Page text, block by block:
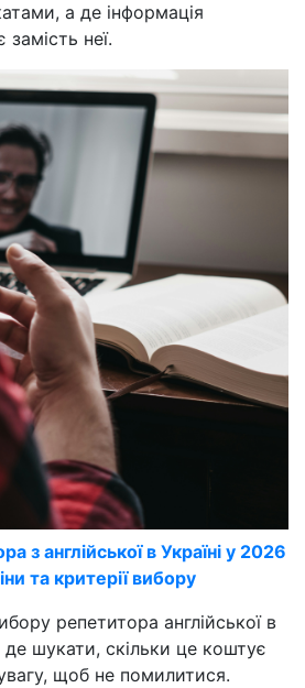
а де інформація
неї.
з англійської в Україні у 2026
та критерії вибору
репетитора англійської в
де шукати, скільки це коштує
щоб не помилитися.